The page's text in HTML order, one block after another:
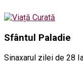
Sfântul Paladie
Sinaxarul zilei de 28